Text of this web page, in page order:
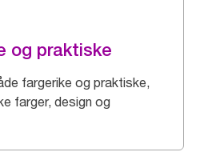
og praktiske
fargerike og praktiske,
farger, design og